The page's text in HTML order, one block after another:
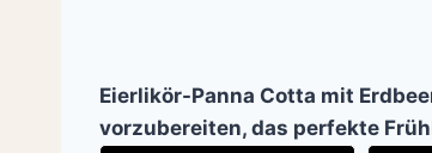
Eierlikör-Panna Cotta mit
vorzubereiten, das perfekte